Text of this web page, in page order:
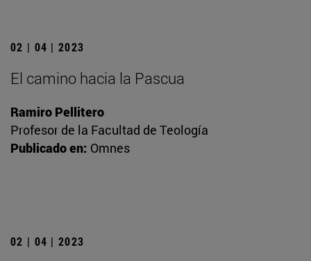
02 | 04 | 2023
El camino hacia la Pascua
Ramiro Pellitero
Profesor de la Facultad de Teología
Publicado en: Omnes
02 | 04 | 2023